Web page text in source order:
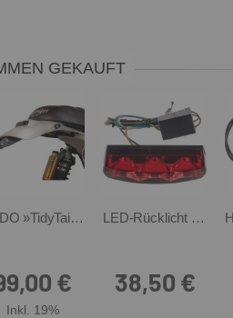
GEKAUFT
KEDO »TidyTail« Kennzeichenhalter, einstellbarer Kennzeichenwinkel
€
Inkl. 19%
LED-Rücklicht MT-Style, rotes Glas (e-geprüft) ohne Kennzeichenbeleuchtung
38,50 €